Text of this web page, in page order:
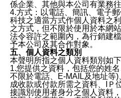
係企業、其他與本公司有業務
4.方式：以電話、簡訊、電子
科技之適當方式作個人資料之
之方式，但不限於使用於本網
法令容許之範圍內，為行銷建
予本公司及其合作對象。
五、個人資料之類別
本聲明所指之個人資料類別如
1.您提供之資料，包括您的姓
不限於電話、E-MAIL及地址等
成收款或付款所需之資料、IＰ
接識別使用者身分之個人資料